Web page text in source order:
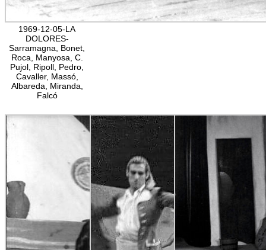
1969-12-05-LA
DOLORES-
Sarramagna, Bonet,
Roca, Manyosa, C.
Pujol, Ripoll, Pedro,
Cavaller, Massó,
Albareda, Miranda,
Falcó